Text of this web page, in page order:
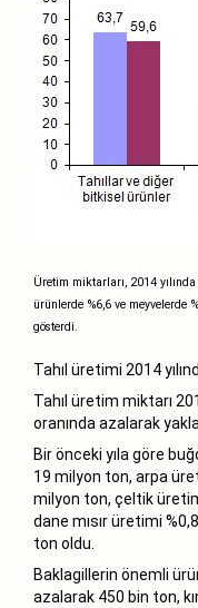
Üretim miktarları, 2014
ürünlerde %6,6 ve meyvelerde
gösterdi.
Tahıl üretimi 2014
Tahıl üretim miktarı
oranında azalarak
Bir önceki yıla göre
19 milyon ton, arpa
milyon ton, çeltik
dane mısır üretimi
ton oldu.
Baklagillerin önemli
azalarak 450 bin ton,